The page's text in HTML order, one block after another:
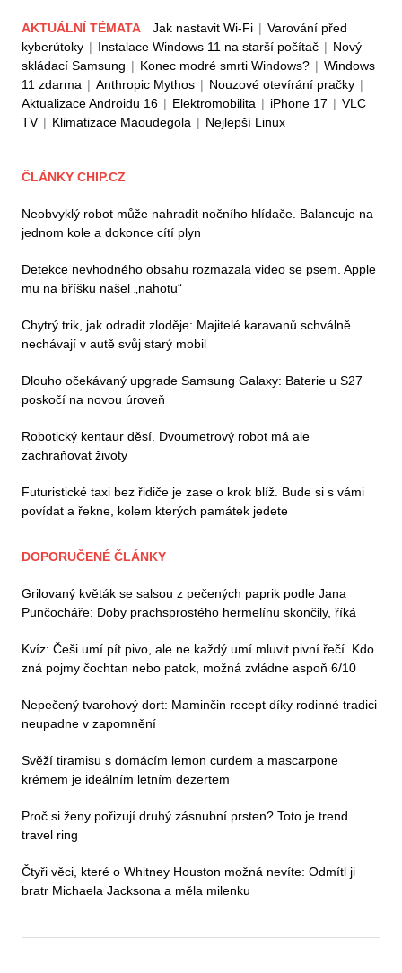
AKTUÁLNÍ TÉMATA Jak nastavit Wi-Fi | Varování před
kyberútoky | Instalace Windows 11 na starší počítač | Nový
skládací Samsung | Konec modré smrti Windows? | Windows
11 zdarma | Anthropic Mythos | Nouzové otevírání pračky |
Aktualizace Androidu 16 | Elektromobilita | iPhone 17 | VLC
TV | Klimatizace Maoudegola | Nejlepší Linux
ČLÁNKY CHIP.CZ
Neobvyklý robot může nahradit nočního hlídače. Balancuje na
jednom kole a dokonce cítí plyn
Detekce nevhodného obsahu rozmazala video se psem. Apple
mu na bříšku našel „nahotu“
Chytrý trik, jak odradit zloděje: Majitelé karavanů schválně
nechávají v autě svůj starý mobil
Dlouho očekávaný upgrade Samsung Galaxy: Baterie u S27
poskočí na novou úroveň
Robotický kentaur děsí. Dvoumetrový robot má ale
zachraňovat životy
Futuristické taxi bez řidiče je zase o krok blíž. Bude si s vámi
povídat a řekne, kolem kterých památek jedete
DOPORUČENÉ ČLÁNKY
Grilovaný květák se salsou z pečených paprik podle Jana
Punčocháře: Doby prachsprostého hermelínu skončily, říká
Kvíz: Češi umí pít pivo, ale ne každý umí mluvit pivní řečí. Kdo
zná pojmy čochtan nebo patok, možná zvládne aspoň 6/10
Nepečený tvarohový dort: Maminčin recept díky rodinné tradici
neupadne v zapomnění
Svěží tiramisu s domácím lemon curdem a mascarpone
krémem je ideálním letním dezertem
Proč si ženy pořizují druhý zásnubní prsten? Toto je trend
travel ring
Čtyři věci, které o Whitney Houston možná nevíte: Odmítl ji
bratr Michaela Jacksona a měla milenku